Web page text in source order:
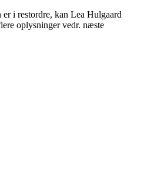
i restordre, kan Lea Hulgaard
oplysninger vedr. næste